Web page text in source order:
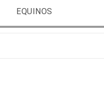
EQUINOS